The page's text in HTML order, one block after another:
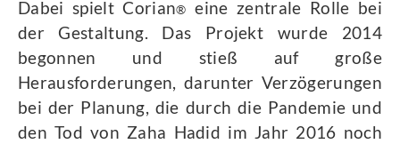
Dabei spielt Corian® eine zentrale Rolle bei
der Gestaltung. Das Projekt wurde 2014
begonnen und stieß auf große
Herausforderungen, darunter Verzögerungen
bei der Planung, die durch die Pandemie und
den Tod von Zaha Hadid im Jahr 2016 noch